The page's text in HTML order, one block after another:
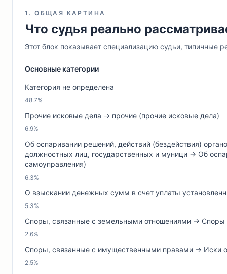
1. ОБЩАЯ КАРТИНА
Что судья реально
Этот блок показывает специализацию судьи, типичные
Основные категории
Категория не определена
48.7%
Прочие исковые дела → прочие (прочие исковые дела)
6.9%
Об оспаривании решений, действий (бездействия)
должностных лиц, государственных и муници → Об
самоуправления)
6.3%
О взыскании денежных сумм в счет уплаты
5.3%
Споры, связанные с земельными отношениями → Споры
2.6%
Споры, связанные с имущественными правами → Иски
2.5%